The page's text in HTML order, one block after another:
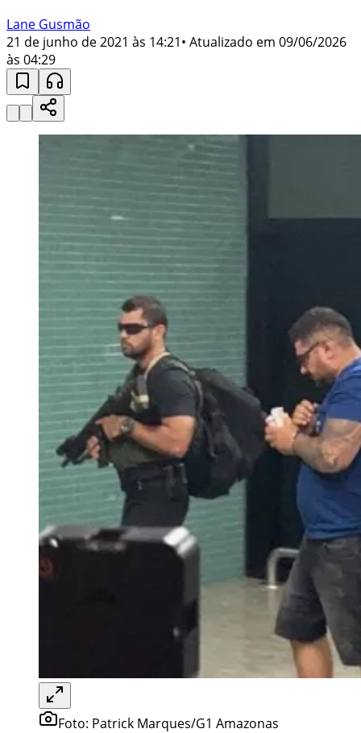
Lane Gusmão
21 de junho de 2021 às 14:21• Atualizado em 09/06/2026
às 04:29
Foto: Patrick Marques/G1 Amazonas